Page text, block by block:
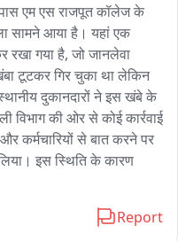
एम एस राजपूत कॉलेज के
सामने आया है। यहां एक
रखा गया है, जो जानलेवा
टूटकर गिर चुका था लेकिन
दुकानदारों ने इस खंबे के
विभाग की ओर से कोई कार्रवाई
कर्मचारियों से बात करने पर
इस स्थिति के कारण
Report